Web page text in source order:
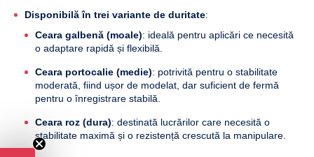
Disponibilă în trei variante de duritate:
Ceara galbenă (moale): ideală pentru aplicări ce necesită
o adaptare rapidă și flexibilă.
Ceara portocalie (medie): potrivită pentru o stabilitate
moderată, fiind ușor de modelat, dar suficient de fermă
pentru o înregistrare stabilă.
Ceara roz (dura): destinată lucrărilor care necesită o
stabilitate maximă și o rezistență crescută la manipulare.